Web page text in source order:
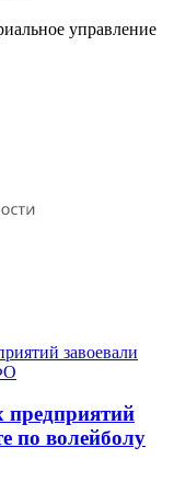
управление
предприятий
по волейболу